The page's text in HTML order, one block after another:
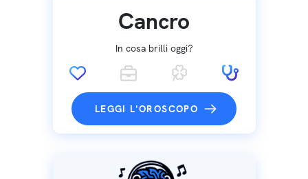
Cancro
In cosa brilli oggi?
LEGGI L'OROSCOPO